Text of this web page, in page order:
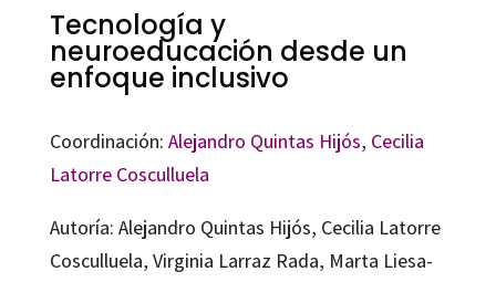
Tecnología y
neuroeducación desde un
enfoque inclusivo
Coordinación: Alejandro Quintas Hijós, Cecilia
Latorre Cosculluela
Autoría: Alejandro Quintas Hijós, Cecilia Latorre
Cosculluela, Virginia Larraz Rada, Marta Liesa-